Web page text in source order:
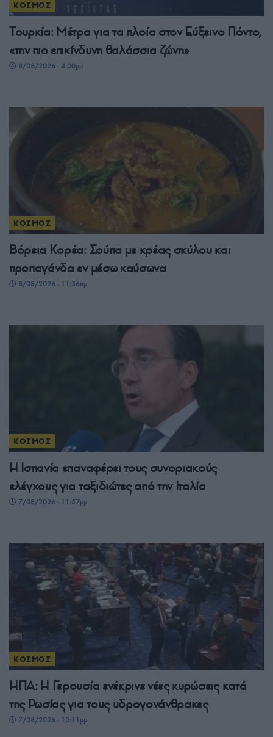
ΚΟΣΜΟΣ
Τουρκία: Μέτρα για τα πλοία στον Εύξεινο Πόντο,
«την πιο επικίνδυνη θαλάσσια ζώνη»
8/08/2026 - 4:00μμ
ΚΟΣΜΟΣ
Βόρεια Κορέα: Σούπα με κρέας σκύλου και
προπαγάνδα εν μέσω καύσωνα
8/08/2026 - 11:36πμ
ΚΟΣΜΟΣ
Η Ισπανία επαναφέρει τους συνοριακούς
ελέγχους για ταξιδιώτες από την Ιταλία
7/08/2026 - 11:57μμ
ΚΟΣΜΟΣ
ΗΠΑ: Η Γερουσία ενέκρινε νέες κυρώσεις κατά
της Ρωσίας για τους υδρογονάνθρακες
7/08/2026 - 10:11μμ